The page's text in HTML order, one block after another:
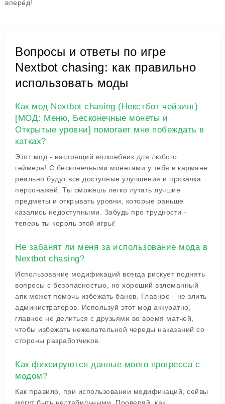
вперёд!
Вопросы и ответы по игре
Nextbot chasing: как правильно
использовать моды
Как мод Nextbot chasing (Некстбот чейзинг)
[МОД: Меню, Бесконечные монеты и
Открытые уровни] помогает мне побеждать в
катках?
Этот мод - настоящий волшебник для любого
геймера! С бесконечными монетами у тебя в кармане
реально будут все доступные улучшения и прокачка
персонажей. Ты сможешь легко лутать лучшие
предметы и открывать уровни, которые раньше
казались недоступными. Забудь про трудности -
теперь ты король этой игры!
Не забанят ли меня за использование мода в
Nextbot chasing?
Использование модификаций всегда рискует поднять
вопросы с безопасностью, но хороший взломанный
апк может помочь избежать банов. Главное - не злить
администраторов. Используй этот мод аккуратно,
главное не делиться с друзьями во время матчей,
чтобы избежать нежелательной череды наказаний со
стороны разработчиков.
Как фиксируются данные моего прогресса с
модом?
Как правило, при использовании модификаций, сейвы